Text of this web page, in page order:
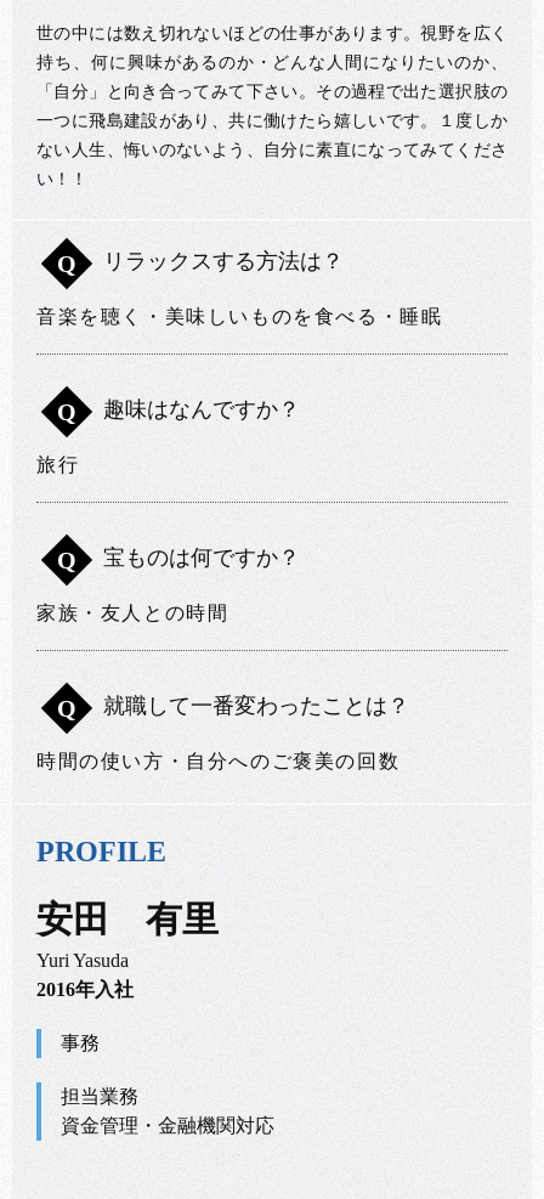
世の中には数え切れないほどの仕事があります。視野を広く
持ち、何に興味があるのか・どんな人間になりたいのか、
「自分」と向き合ってみて下さい。その過程で出た選択肢の
一つに飛島建設があり、共に働けたら嬉しいです。１度しか
ない人生、悔いのないよう、自分に素直になってみてくださ
い！！
Q リラックスする方法は？
音楽を聴く・美味しいものを食べる・睡眠
Q 趣味はなんですか？
旅行
Q 宝ものは何ですか？
家族・友人との時間
Q 就職して一番変わったことは？
時間の使い方・自分へのご褒美の回数
PROFILE
安田 有里
Yuri Yasuda
2016年入社
事務
担当業務
資金管理・金融機関対応